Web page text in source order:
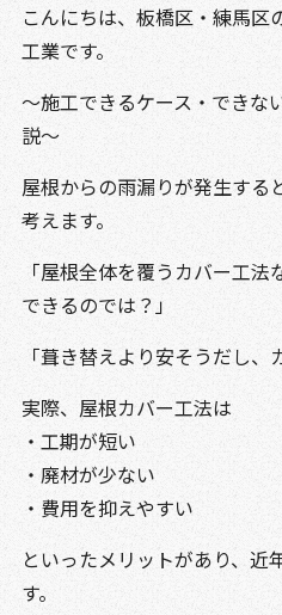
こんにちは、板橋区・練馬区
工業です。
〜施工できるケース・できな
説〜
屋根からの雨漏りが発生する
考えます。
「屋根全体を覆うカバー工
できるのでは？」
「葺き替えより安そうだし、
実際、屋根カバー工法は
・工期が短い
・廃材が少ない
・費用を抑えやすい
といったメリットがあり、近
す。